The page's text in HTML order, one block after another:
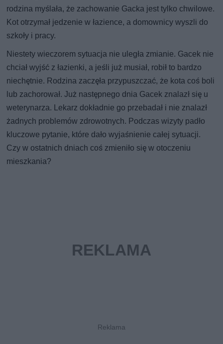
rodzina myślała, że zachowanie Gacka jest tylko chwilowe.
Kot otrzymał jedzenie w łazience, a domownicy wyszli do
szkoły i pracy.
Niestety wieczorem sytuacja nie uległa zmianie. Gacek nie
chciał wyjść z łazienki, a jeśli już musiał, robił to bardzo
niechętnie. Rodzina zaczęła przypuszczać, że kota coś boli
lub zachorował. Już następnego dnia Gacek znalazł się u
weterynarza. Lekarz dokładnie go przebadał i nie znalazł
żadnych problemów zdrowotnych. Podczas wizyty padło
kluczowe pytanie, które dało wyjaśnienie całej sytuacji.
Czy w ostatnich dniach coś zmieniło się w otoczeniu
mieszkania?